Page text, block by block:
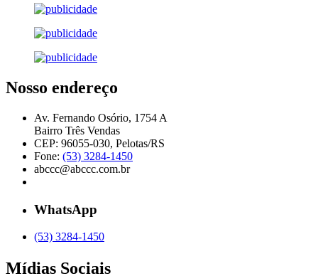
Nosso endereço
Av. Fernando Osório, 1754 A
Bairro Três Vendas
CEP: 96055-030, Pelotas/RS
Fone: (53) 3284-1450
abccc@abccc.com.br
WhatsApp
(53) 3284-1450
Mídias Sociais